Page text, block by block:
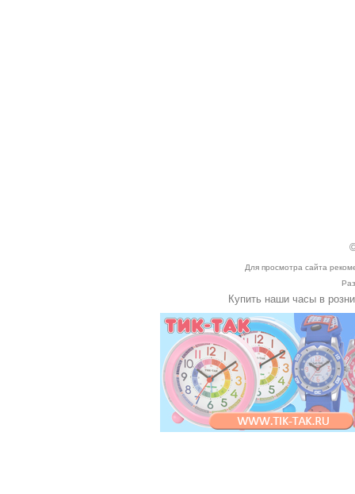
Для просмотра сайта
Купить наши часы в